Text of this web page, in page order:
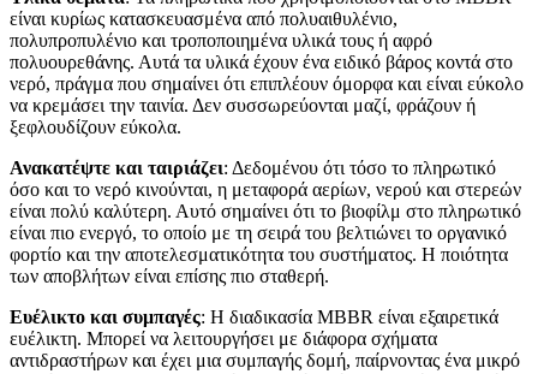
είναι κυρίως κατασκευασμένα από πολυαιθυλένιο,
πολυπροπυλένιο και τροποποιημένα υλικά τους ή αφρό
πολυουρεθάνης. Αυτά τα υλικά έχουν ένα ειδικό βάρος κοντά στο
νερό, πράγμα που σημαίνει ότι επιπλέουν όμορφα και είναι εύκολο
να κρεμάσει την ταινία. Δεν συσσωρεύονται μαζί, φράζουν ή
ξεφλουδίζουν εύκολα.
Ανακατέψτε και ταιριάζει: Δεδομένου ότι τόσο το πληρωτικό
όσο και το νερό κινούνται, η μεταφορά αερίων, νερού και στερεών
είναι πολύ καλύτερη. Αυτό σημαίνει ότι το βιοφίλμ στο πληρωτικό
είναι πιο ενεργό, το οποίο με τη σειρά του βελτιώνει το οργανικό
φορτίο και την αποτελεσματικότητα του συστήματος. Η ποιότητα
των αποβλήτων είναι επίσης πιο σταθερή.
Ευέλικτο και συμπαγές: Η διαδικασία MBBR είναι εξαιρετικά
ευέλικτη. Μπορεί να λειτουργήσει με διάφορα σχήματα
αντιδραστήρων και έχει μια συμπαγής δομή, παίρνοντας ένα μικρό